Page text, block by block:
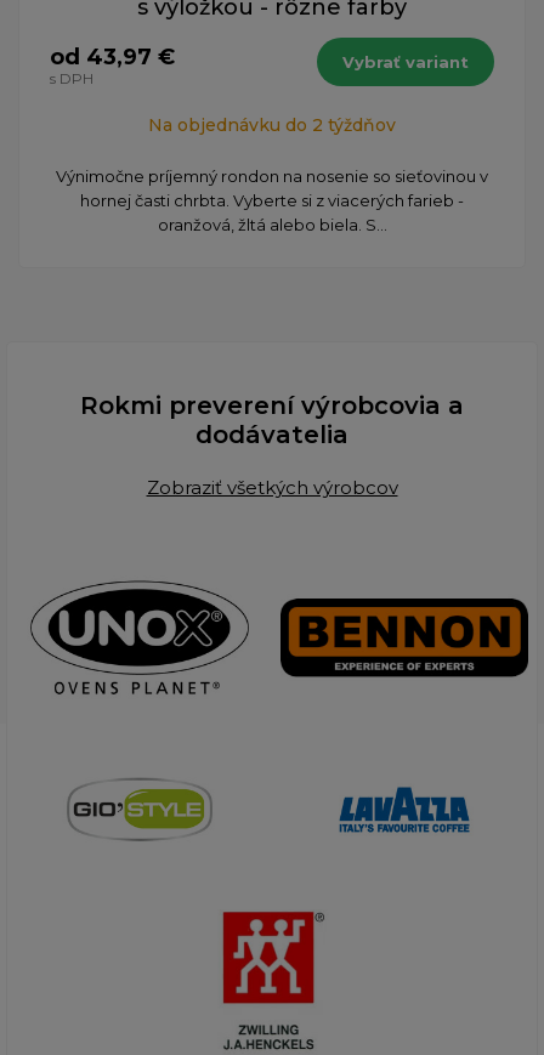
s výložkou - rôzne farby
od 43,97 €
s DPH
Vybrať variant
Na objednávku do 2 týždňov
Výnimočne príjemný rondon na nosenie so sieťovinou v
hornej časti chrbta. Vyberte si z viacerých farieb -
oranžová, žltá alebo biela. S...
Rokmi preverení výrobcovia a
dodávatelia
Zobraziť všetkých výrobcov